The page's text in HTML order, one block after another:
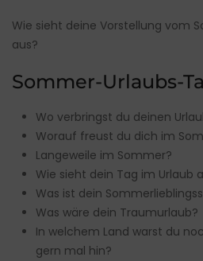
Wie sieht deine Vorstellung vom
aus?
Sommer-Urlaubs-
Wo verbringst du deinen
Worauf freust du dich im
Langeweile im Sommer?
Wie sieht dein Tag im Urlaub
Was ist dein
Was wäre dein Traumurlaub?
In welchem Land warst du
gern mal hin?